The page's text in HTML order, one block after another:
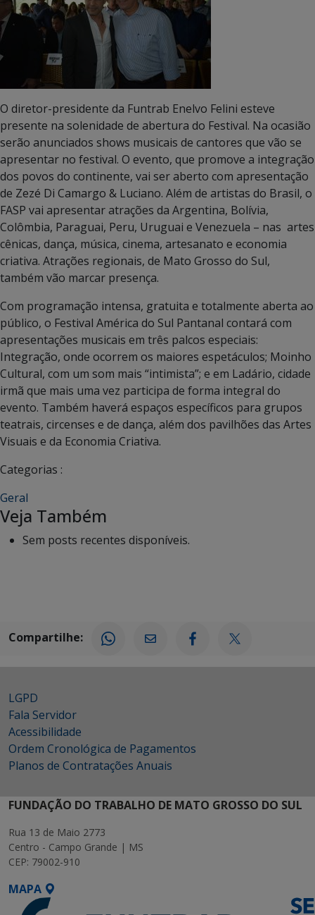
O diretor-presidente da Funtrab Enelvo Felini esteve
presente na solenidade de abertura do Festival. Na ocasião
serão anunciados shows musicais de cantores que vão se
apresentar no festival. O evento, que promove a integração
dos povos do continente, vai ser aberto com apresentação
de Zezé Di Camargo & Luciano. Além de artistas do Brasil, o
FASP vai apresentar atrações da Argentina, Bolívia,
Colômbia, Paraguai, Peru, Uruguai e Venezuela – nas artes
cênicas, dança, música, cinema, artesanato e economia
criativa. Atrações regionais, de Mato Grosso do Sul,
também vão marcar presença.
Com programação intensa, gratuita e totalmente aberta ao
público, o Festival América do Sul Pantanal contará com
apresentações musicais em três palcos especiais:
Integração, onde ocorrem os maiores espetáculos; Moinho
Cultural, com um som mais “intimista”; e em Ladário, cidade
irmã que mais uma vez participa de forma integral do
evento. Também haverá espaços específicos para grupos
teatrais, circenses e de dança, além dos pavilhões das Artes
Visuais e da Economia Criativa.
Categorias :
Geral
Veja Também
Sem posts recentes disponíveis.
Compartilhe:
LGPD
Fala Servidor
Acessibilidade
Ordem Cronológica de Pagamentos
Planos de Contratações Anuais
FUNDAÇÃO DO TRABALHO DE MATO GROSSO DO SUL
Rua 13 de Maio 2773
Centro - Campo Grande | MS
CEP: 79002-910
MAPA